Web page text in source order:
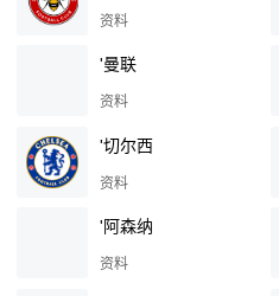
资料
'曼联
资料
'切尔西
资料
'阿森纳
资料